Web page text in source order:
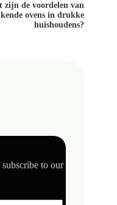
zijn de voordelen van
ovens in drukke
huishoudens?
to our